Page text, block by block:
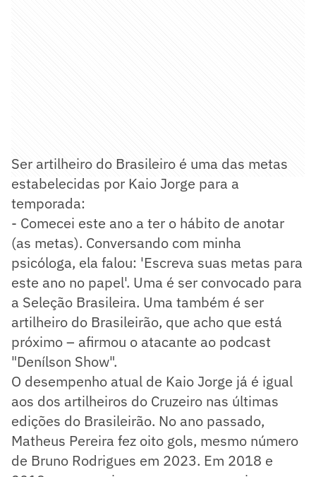
Ser artilheiro do Brasileiro é uma das metas
estabelecidas por Kaio Jorge para a
temporada:
- Comecei este ano a ter o hábito de anotar
(as metas). Conversando com minha
psicóloga, ela falou: 'Escreva suas metas para
este ano no papel'. Uma é ser convocado para
a Seleção Brasileira. Uma também é ser
artilheiro do Brasileirão, que acho que está
próximo – afirmou o atacante ao podcast
"Denílson Show".
O desempenho atual de Kaio Jorge já é igual
aos dos artilheiros do Cruzeiro nas últimas
edições do Brasileirão. No ano passado,
Matheus Pereira fez oito gols, mesmo número
de Bruno Rodrigues em 2023. Em 2018 e